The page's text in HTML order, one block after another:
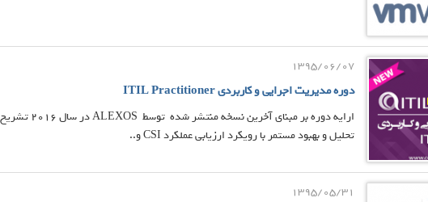
1395/06/07
دوره مدیریت اجرایی و کاربردی ITIL Practitioner
تحلیل و بهبود مستمر با رویکرد ارزیابی عملکرد CSI و..
1395/05/31